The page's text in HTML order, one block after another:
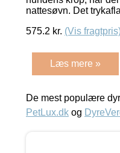
nattesøvn. Det
575.2 kr. (Vis
Læs mere »
De mest populære
PetLux.dk og